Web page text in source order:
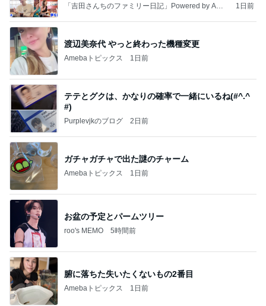
「吉田さんちのファミリー日記」Powered by Ame
1日前
渡辺美奈代 やっと終わった機種変更
Amebaトピックス 1日前
テテとグクは、かなりの確率で一緒にいるね(#^.^
#)
Purplevjkのブログ 2日前
ガチャガチャで出た謎のチャーム
Amebaトピックス 1日前
お盆の予定とパームツリー
roo's MEMO 5時間前
腑に落ちた失いたくないもの2番目
Amebaトピックス 1日前